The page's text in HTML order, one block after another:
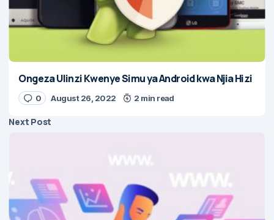
Ongeza Ulinzi Kwenye Simu ya Android kwa Njia Hizi
0 August 26, 2022 2 min read
Next Post